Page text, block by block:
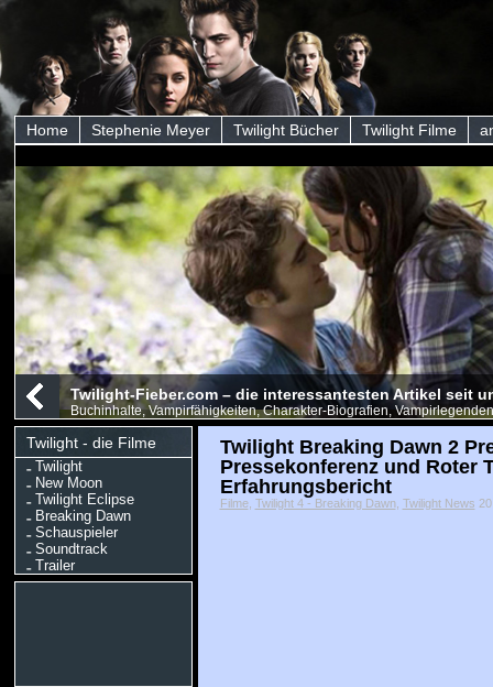
Home Stephenie Meyer Twilight Bücher Twilight Filme
Twilight-Fieber.com – die interessantesten Artikel seit
Buchinhalte, Vampirfähigkeiten, Charakter-Biografien,
Twilight - die Filme
Twilight
New Moon
Twilight Eclipse
Breaking Dawn
Schauspieler
Soundtrack
Trailer
Twilight Breaking Dawn 2
Pressekonferenz und Roter
Erfahrungsbericht
Filme, Twilight 4 - Breaking Dawn, Twilight News